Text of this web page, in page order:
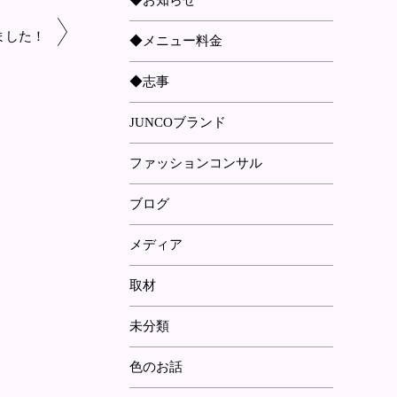
た！ ◆メニュー料金
◆志事
JUNCOブランド
ファッションコンサル
ブログ
メディア
取材
未分類
色のお話